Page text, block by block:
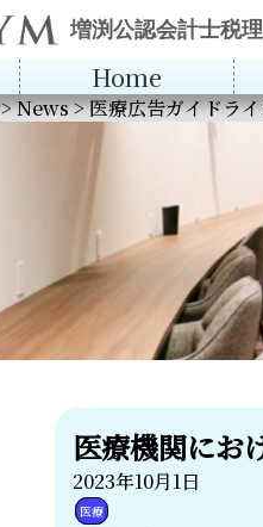
増渕公認会計士税
Home
News>医療広告ガイドラ
医療機関にお
2023年10月1日
医療